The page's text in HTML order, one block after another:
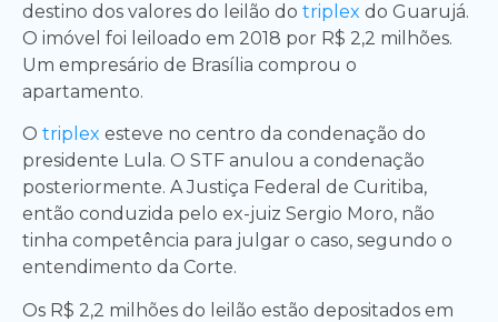
destino dos valores do leilão do triplex do Guarujá.
O imóvel foi leiloado em 2018 por R$ 2,2 milhões.
Um empresário de Brasília comprou o
apartamento.
O triplex esteve no centro da condenação do
presidente Lula. O STF anulou a condenação
posteriormente. A Justiça Federal de Curitiba,
então conduzida pelo ex-juiz Sergio Moro, não
tinha competência para julgar o caso, segundo o
entendimento da Corte.
Os R$ 2,2 milhões do leilão estão depositados em